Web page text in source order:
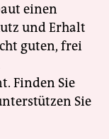
einen
und Erhalt
guten, frei
Finden Sie
Sie